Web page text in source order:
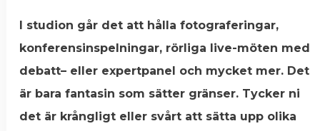
I studion går det att hålla fotograferingar,
konferensinspelningar, rörliga live-möten med
debatt– eller expertpanel och mycket mer. Det
är bara fantasin som sätter gränser. Tycker ni
det är krångligt eller svårt att sätta upp olika